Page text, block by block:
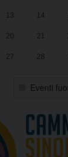
13 14
20 21
27 28
Eventi